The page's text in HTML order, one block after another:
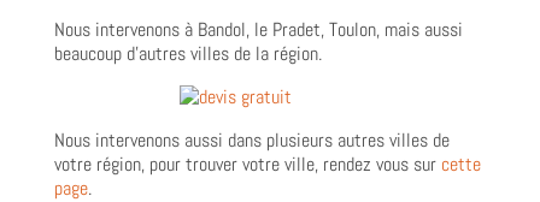
Nous intervenons à Bandol, le Pradet, Toulon, mais aussi
beaucoup d’autres villes de la région.
Nous intervenons aussi dans plusieurs autres villes de
votre région, pour trouver votre ville, rendez vous sur cette
page.